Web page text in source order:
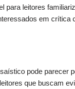
para leitores
em crítica
pode parecer
que buscam